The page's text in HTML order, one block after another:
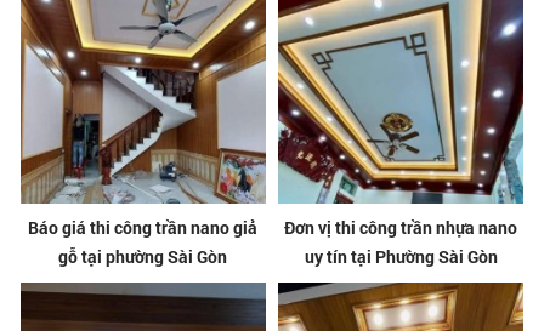
Báo giá thi công trần nano giả
gỗ tại phường Sài Gòn
Đơn vị thi công trần nhựa nano
uy tín tại Phường Sài Gòn